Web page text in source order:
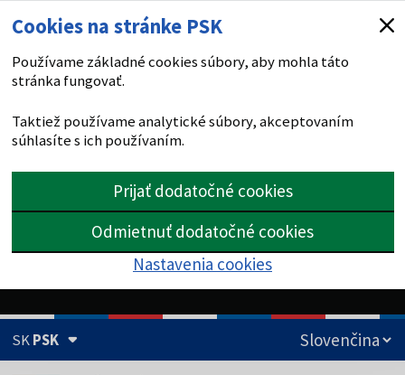
Cookies na stránke PSK
Používame základné cookies súbory, aby mohla táto
stránka fungovať.
Taktiež používame analytické súbory, akceptovaním
súhlasíte s ich používaním.
Prijať dodatočné cookies
Odmietnuť dodatočné cookies
Nastavenia cookies
SKPSK